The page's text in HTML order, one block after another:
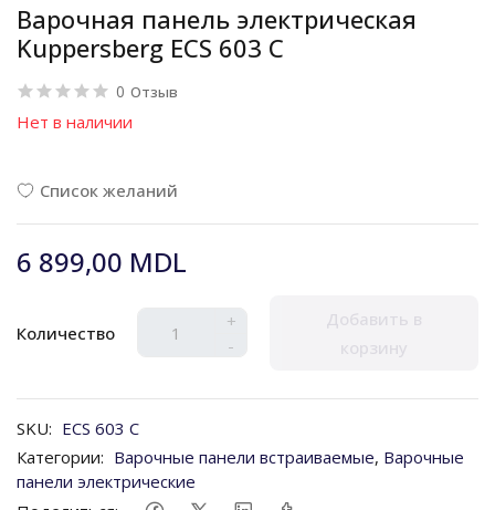
Варочная панель электрическая
Kuppersberg ECS 603 C
0 Отзыв
Нет в наличии
Список желаний
6 899,00 MDL
Количество
+
-
Добавить в
корзину
SKU: ECS 603 C
Категории: Варочные панели встраиваемые, Варочные
панели электрические